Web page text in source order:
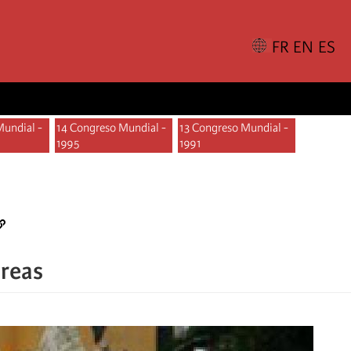
-
14 Congreso Mundial -
1995
13 Congreso Mundial -
1991